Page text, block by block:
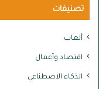
تصنيفات
ألعاب
اقتصاد وأعمال
الذكاء الاصطناعي